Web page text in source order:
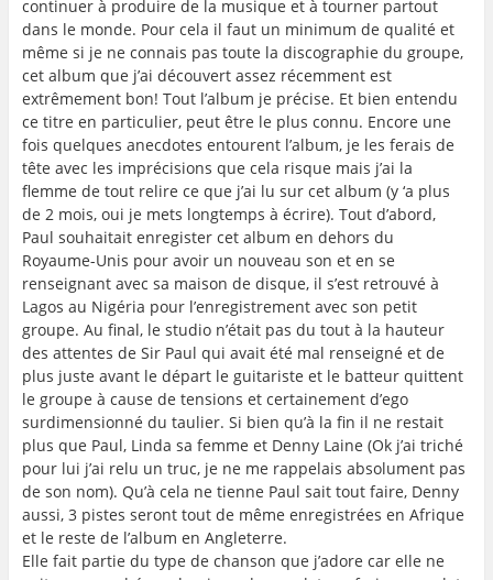
continuer à produire de la musique et à tourner partout
dans le monde. Pour cela il faut un minimum de qualité et
même si je ne connais pas toute la discographie du groupe,
cet album que j’ai découvert assez récemment est
extrêmement bon! Tout l’album je précise. Et bien entendu
ce titre en particulier, peut être le plus connu. Encore une
fois quelques anecdotes entourent l’album, je les ferais de
tête avec les imprécisions que cela risque mais j’ai la
flemme de tout relire ce que j’ai lu sur cet album (y ‘a plus
de 2 mois, oui je mets longtemps à écrire). Tout d’abord,
Paul souhaitait enregister cet album en dehors du
Royaume-Unis pour avoir un nouveau son et en se
renseignant avec sa maison de disque, il s’est retrouvé à
Lagos au Nigéria pour l’enregistrement avec son petit
groupe. Au final, le studio n’était pas du tout à la hauteur
des attentes de Sir Paul qui avait été mal renseigné et de
plus juste avant le départ le guitariste et le batteur quittent
le groupe à cause de tensions et certainement d’ego
surdimensionné du taulier. Si bien qu’à la fin il ne restait
plus que Paul, Linda sa femme et Denny Laine (Ok j’ai triché
pour lui j’ai relu un truc, je ne me rappelais absolument pas
de son nom). Qu’à cela ne tienne Paul sait tout faire, Denny
aussi, 3 pistes seront tout de même enregistrées en Afrique
et le reste de l’album en Angleterre.
Elle fait partie du type de chanson que j’adore car elle ne